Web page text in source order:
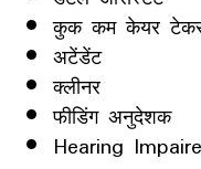
कुक कम केयर
अटेंडेंट
क्लीनर
फीडिंग अनुदेशक
Hearing